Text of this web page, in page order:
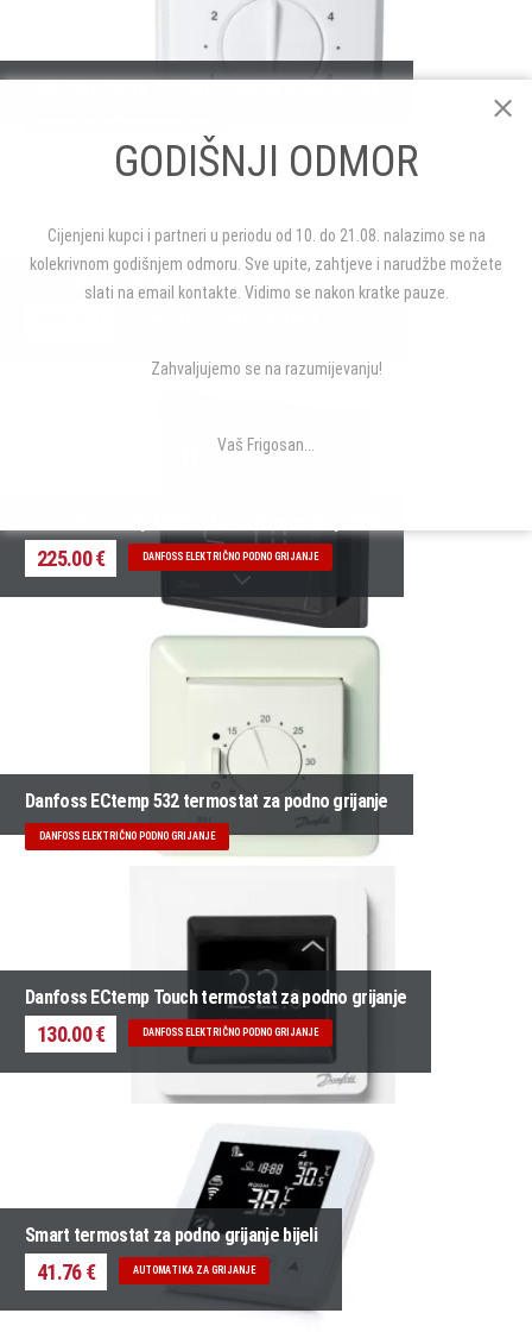
Danfoss ECtemp 130 termostat za podno grijanje
Danfoss ECtemp Smart bijeli termostat za podno
225.00 € DANFOSS ELEKTRIČNO PODNO GRIJANJE
Danfoss ECtemp 532 termostat za podno grijanje
DANFOSS ELEKTRIČNO PODNO GRIJANJE
Danfoss ECtemp Touch termostat za podno grijanje
130.00 € DANFOSS ELEKTRIČNO PODNO GRIJANJE
Smart termostat za podno grijanje bijeli
41.76 € AUTOMATIKA ZA GRIJANJE
GODIŠNJI ODMOR
Cijenjeni kupci i partneri u periodu od 10. do 21.08. nalazimo se na
kolekrivnom godišnjem odmoru. Sve upite, zahtjeve i narudžbe možete
slati na email kontakte. Vidimo se nakon kratke pauze.
Zahvaljujemo se na razumijevanju!
Vaš Frigosan...